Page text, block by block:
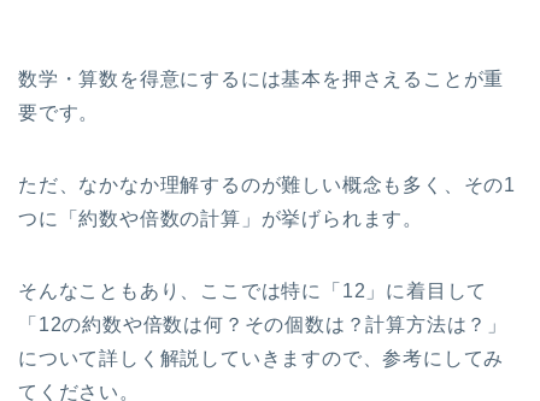
数学・算数を得意にするには基本を押さえることが重
要です。
ただ、なかなか理解するのが難しい概念も多く、その1
つに「約数や倍数の計算」が挙げられます。
そんなこともあり、ここでは特に「12」に着目して
「12の約数や倍数は何？その個数は？計算方法は？」
について詳しく解説していきますので、参考にしてみ
てください。